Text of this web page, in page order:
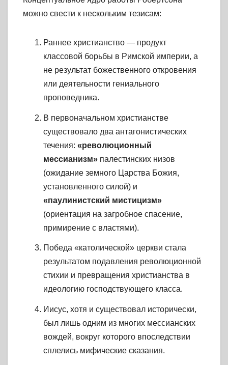
можно свести к нескольким тезисам:
Раннее христианство — продукт
классовой борьбы в Римской империи, а
не результат божественного откровения
или деятельности гениального
проповедника.
В первоначальном христианстве
существовало два антагонистических
течения: «революционный
мессианизм» палестинских низов
(ожидание земного Царства Божия,
установленного силой) и
«паулинистский мистицизм»
(ориентация на загробное спасение,
примирение с властями).
Победа «католической» церкви стала
результатом подавления революционной
стихии и превращения христианства в
идеологию господствующего класса.
Иисус, хотя и существовал исторически,
был лишь одним из многих мессианских
вождей, вокруг которого впоследствии
сплелись мифические сказания.